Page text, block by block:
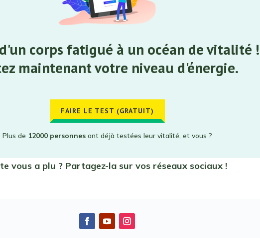
d'un corps fatigué à un océan de vitalité !
maintenant votre niveau d'énergie.
FAIRE LE TEST (GRATUIT)
Plus de 12000 personnesont déjà testées leur vitalité, et vous ?
vous a plu ? Partagez-la sur vos réseaux sociaux !